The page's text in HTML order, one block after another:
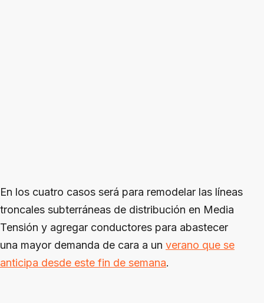
En los cuatro casos será para remodelar las líneas
troncales subterráneas de distribución en Media
Tensión y agregar conductores para abastecer
una mayor demanda de cara a un verano que se
anticipa desde este fin de semana.